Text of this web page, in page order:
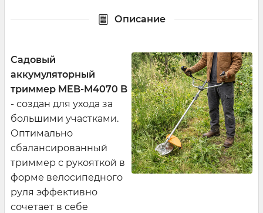
Описание
Садовый
аккумуляторный
триммер MEB-M4070 B
- создан для ухода за
большими участками.
Оптимально
сбалансированный
триммер с рукояткой в
форме велосипедного
руля эффективно
сочетает в себе